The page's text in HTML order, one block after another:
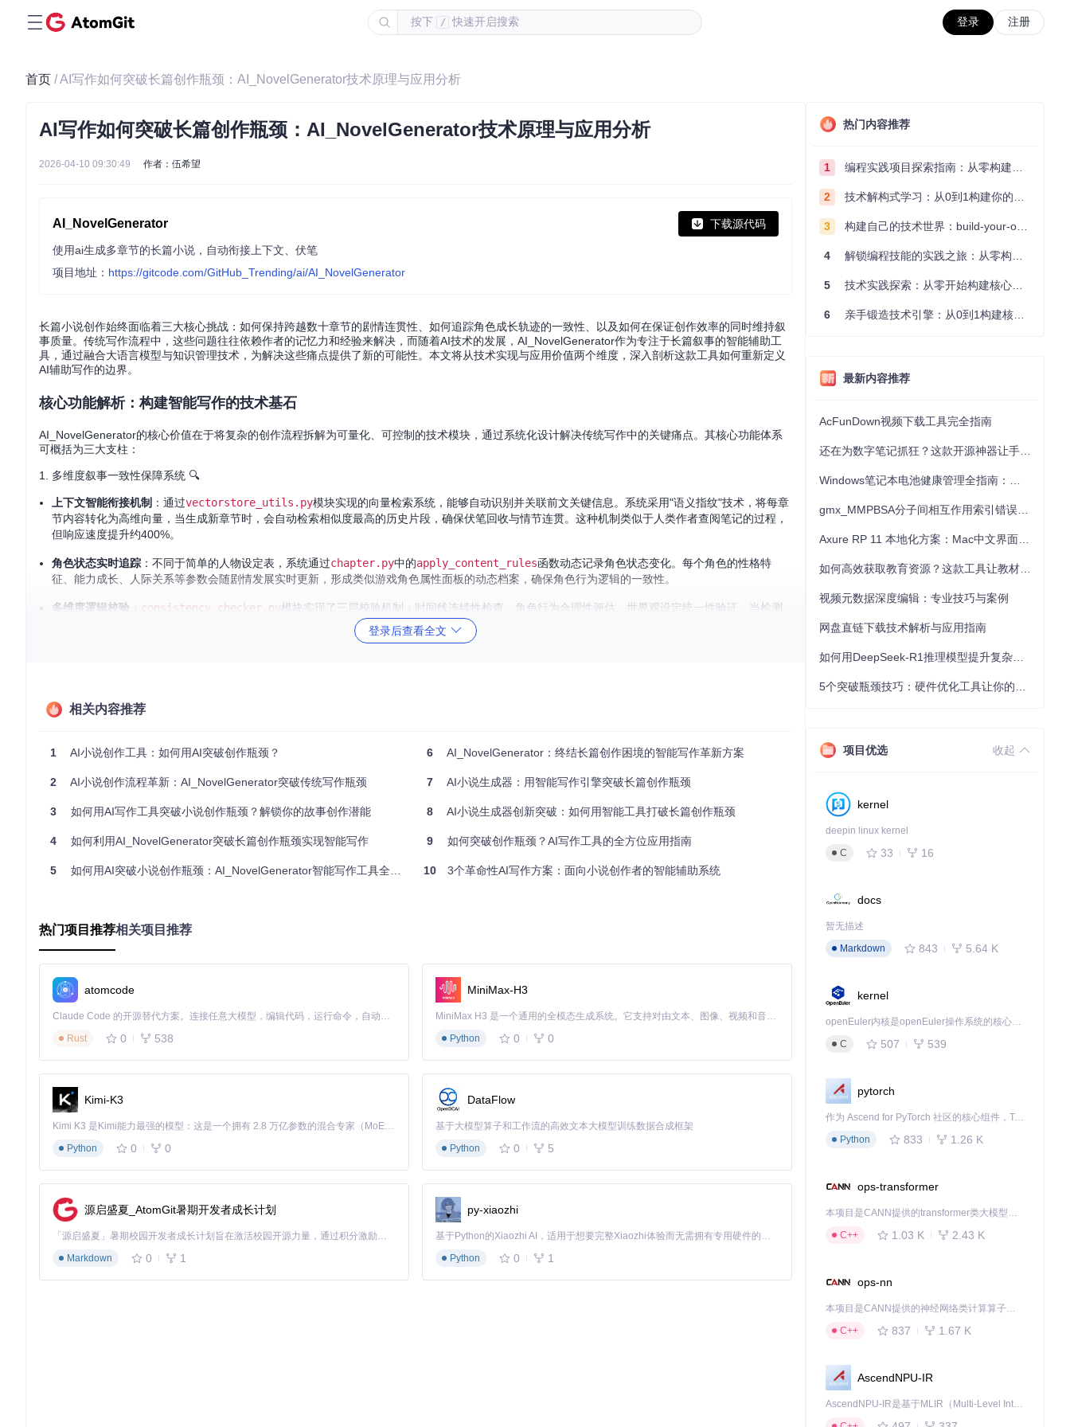
按下 / 快速开启搜索 登录 注册
首页 / AI写作如何突破长篇创作瓶颈：AI_NovelGenerator技术原理与应用分析
AI写作如何突破长篇创作瓶颈：AI_NovelGenerator技术原理与应用分析
2026-04-10 09:30:49 作者：伍希望
AI_NovelGenerator 下载源代码
使用ai生成多章节的长篇小说，自动衔接上下文、伏笔
项目地址： https://gitcode.com/GitHub_Trending/ai/AI_NovelGenerator
长篇小说创作始终面临着三大核心挑战：如何保持跨越数十章节的剧情连贯性、如何追踪角色成长轨迹的一致性、以及如何在保证创作效率的同时维持叙
事质量。传统写作流程中，这些问题往往依赖作者的记忆力和经验来解决，而随着AI技术的发展，AI_NovelGenerator作为专注于长篇叙事的智能辅助工
具，通过融合大语言模型与知识管理技术，为解决这些痛点提供了新的可能性。本文将从技术实现与应用价值两个维度，深入剖析这款工具如何重新定义
AI辅助写作的边界。
核心功能解析：构建智能写作的技术基石
AI_NovelGenerator的核心价值在于将复杂的创作流程拆解为可量化、可控制的技术模块，通过系统化设计解决传统写作中的关键痛点。其核心功能体系
可概括为三大支柱：
1. 多维度叙事一致性保障系统 🔍
上下文智能衔接机制 ：通过vectorstore_utils.py模块实现的向量检索系统，能够自动识别并关联前文关键信息。系统采用"语义指纹"技术，将每章
节内容转化为高维向量，当生成新章节时，会自动检索相似度最高的历史片段，确保伏笔回收与情节连贯。这种机制类似于人类作者查阅笔记的过程，
但响应速度提升约400%。
角色状态实时追踪 ：不同于简单的人物设定表，系统通过chapter.py中的apply_content_rules函数动态记录角色状态变化。每个角色的性格特
征、能力成长、人际关系等参数会随剧情发展实时更新，形成类似游戏角色属性面板的动态档案，确保角色行为逻辑的一致性。
多维度逻辑校验 ： consistency_checker.py模块实现了三层校验机制：时间线连续性检查、角色行为合理性评估、世界观设定统一性验证。当检测
到潜在矛盾时，系统会生成修改建议，如"第三章中角色A的伤口未愈，建议在第四章增加恢复过程描述"。
分阶段内容生成
技术实现创作过程中的精准知识调用。这使得专业领域知识能够自然融入叙事，如科幻小说中的科学设定或历史小说中的时代背景。
3. 可视化创作工作台 🖥️
多维度项目管理界面 ：ui/ 目录下的各功能模块（chapters_tab.py character_tab.py 等）构建了直观的创作控制中心，用户可通过标签页切换管
理章节内容、角色设定、世界观参数等核心要素。
实时状态监控 ：系统提供创作进度可视化、角色出场频率统计、章节字数分布等数据指标，帮助作者把握整体创作节奏。这种数据驱动的创作方式，类
应用场景深度分析：从个人创作到专业团队协作
AI_NovelGenerator的设计理念决定了其广泛的适用性，不同类型的用户都能根据自身需求找到价值切入点：
独立创作者的全流程辅助
对于个人作者而言，工具解决了三大痛点：创作启动困难、中期剧情断裂、后期质量失控。通过提供结构化的创作框架，系统将原本模糊的创作过程转化
利用 Chapter_blueprint_generate
基于大纲自动生成初稿，通过
使用finalize_chapter进行风格统一与细节完善
借助consistency_checker
在团队创作场景中，工具的版本控制和多人协作功能展现出独特价值。通过config_manager.py实现的配置管理系统，团队成员可以共享创作参数和进
度，避免重复劳动。某网络文学工作室反馈，采用该工具后，团队协作效率提升约40%，沟通成本降低60%。
多人角色设定协同编辑
登录后查看全文
相关内容推荐
1 AI小说创作工具：如何用AI突破创作瓶颈？
2 AI小说创作流程革新：AI_NovelGenerator突破传统写作瓶颈
3 如何用AI写作工具突破小说创作瓶颈？解锁你的故事创作潜能
4 如何利用AI_NovelGenerator突破长篇创作瓶颈实现智能写作
5 如何用AI突破小说创作瓶颈：AI_NovelGenerator智能写作工具全攻略
6 AI_NovelGenerator：终结长篇创作困境的智能写作革新方案
7 AI小说生成器：用智能写作引擎突破长篇创作瓶颈
8 AI小说生成器创新突破：如何用智能工具打破长篇创作瓶颈
9 如何突破创作瓶颈？AI写作工具的全方位应用指南
10 3个革命性AI写作方案：面向小说创作者的智能辅助系统
热门项目推荐相关项目推荐
atomcode
Claude Code 的开源替代方案。连接任意大模型，编辑代码，运行命令，自动验证 — 全自动执行。用 Rust 构建，极致性能。 ｜ An open-source alternative to Claude Code. Connect any LLM, edit code, run commands, and verify changes — autonomously. Built in Rust for speed. Get Started
Rust
0 538
MiniMax-H3
MiniMax H3 是一个通用的全模态生成系统。它支持对由文本、图像、视频和音频组成的多模态上下文进行统一理解，并能生成分辨率高达 2K、时长可达 15 秒的带原生立体声音频的视频。得益于面向任务泛化的系统设计，H3 在预训练阶段就已具备广泛的多模态上下文理解与生成能力，能够出色地执行复杂的多模态指令。
Python
0 0
Kimi-K3
Kimi K3 是Kimi能力最强的模型：这是一个拥有 2.8 万亿参数的混合专家（MoE）模型，具备原生视觉理解能力，并支持 100 万 token 的上下文窗口。
Python
0 0
DataFlow
基于大模型算子和工作流的高效文本大模型训练数据合成框架
Python
0 5
源启盛夏_AtomGit暑期开发者成长计划
「源启盛夏」暑期校园开发者成长计划旨在激活校园开源力量，通过积分激励、认证扶持、资源倾斜等形式，引导高校组织和开发者完成「入驻 — 建项目 — 做贡献 — 获认证 — 得资源」的完整闭环。无论你是想带领社团入驻平台的组织者，还是希望用代码贡献证明自己的开发者，都能在这里找到属于你的成长路径。
Markdown
0 1
py-xiaozhi
基于Python的Xiaozhi AI，适用于想要完整Xiaozhi体验而无需拥有专用硬件的用户。
Python
0 1
热门内容推荐
1 编程实践项目探索指南：从零构建技术能力体系
2 技术解构式学习：从0到1构建你的编程知识体系
3 构建自己的技术世界：build-your-own-x项目的实践探索指南
4 解锁编程技能的实践之旅：从零构建你的技术世界
5 技术实践探索：从零开始构建核心系统的实践指南
6 亲手锻造技术引擎：从0到1构建核心系统的实践指南
最新内容推荐
AcFunDown视频下载工具完全指南
视频元数据深度编辑：专业技巧与案例
网盘直链下载技术解析与应用指南
项目优选 收起
kernel
deepin linux kernel
C
33 16
docs
暂无描述
Markdown
843 5.64 K
kernel
openEuler内核是openEuler操作系统的核心，既是系统性能与稳定性的基石，也是连接处理器、设备与服务的桥梁。
C
507 539
pytorch
作为 Ascend for PyTorch 社区的核心组件，TorchNPU 是昇腾专为 PyTorch 打造的深度学习适配插件，使 PyTorch 框架能够直接调用昇腾 NPU，为开发者提供昇腾 AI 处理器的超强算力。
Python
833 1.26 K
ops-transformer
本项目是CANN提供的transformer类大模型算子库，实现网络在NPU上加速计算。
C++
1.03 K 2.43 K
ops-nn
本项目是CANN提供的神经网络类计算算子库，实现网络在NPU上加速计算。
C++
837 1.67 K
AscendNPU-IR
AscendNPU-IR是基于MLIR（Multi-Level Intermediate Representation）构建的，面向昇腾亲和算子编译时使用的中间表示，提供昇腾完备表达能力，通过编译优化提升昇腾AI处理器计算效率，支持通过生态框架使能昇腾AI处理器与深度调优